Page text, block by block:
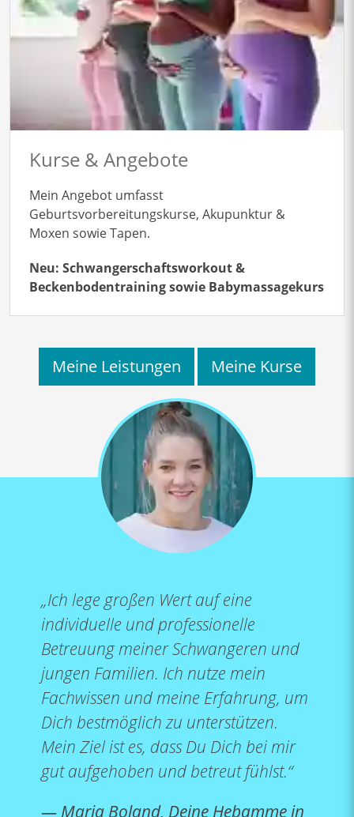
Kurse & Angebote
Mein Angebot umfasst
Geburtsvorbereitungskurse, Akupunktur &
Moxen sowie Tapen.
Neu: Schwangerschaftsworkout &
Beckenbodentraining sowie Babymassagekurs
Meine Leistungen Meine Kurse
„Ich lege großen Wert auf eine
individuelle und professionelle
Betreuung meiner Schwangeren und
jungen Familien. Ich nutze mein
Fachwissen und meine Erfahrung, um
Dich bestmöglich zu unterstützen.
Mein Ziel ist es, dass Du Dich bei mir
gut aufgehoben und betreut fühlst.“
— Maria Boland, Deine Hebamme in